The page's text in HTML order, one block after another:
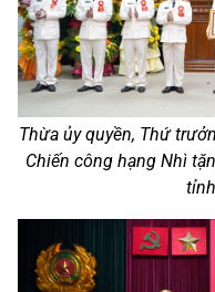
Thừa ủy quyền, Thứ
Chiến công hạng Nhì